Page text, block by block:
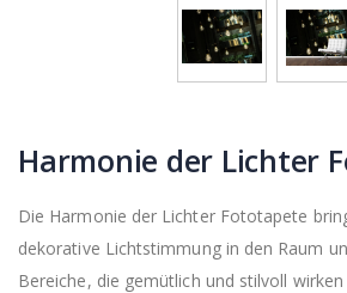
Harmonie der Lichter
Die Harmonie der Lichter Fototapete
dekorative Lichtstimmung in den Raum
Bereiche, die gemütlich und stilvoll